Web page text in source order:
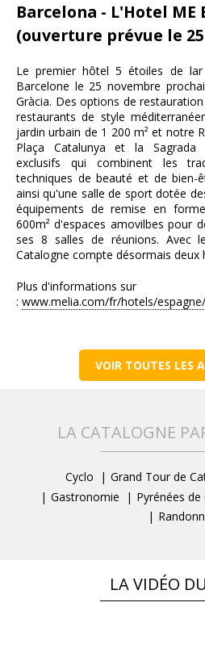
Barcelona - L'Hotel ME
(ouverture prévue le
Le premier hôtel 5 étoiles de
Barcelone le 25 novembre
Gràcia. Des options de
restaurants de style
jardin urbain de 1 200 m² et notre
Plaça Catalunya et la Sagrada
exclusifs qui combinent les
techniques de beauté et de bien-
ainsi qu'une salle de sport dotée
équipements de remise en
600m² d'espaces amovilbes pour
ses 8 salles de réunions. Avec
Catalogne compte désormais deux
Plus d'informations sur
: www.melia.com/fr/hotels/
VOIR TOUTES LES
LA CATALOGNE
Cyclo Grand Tour de
Gastronomie
Pyrénées
LA VIDÉO